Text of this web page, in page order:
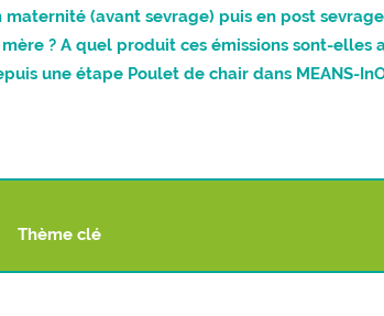
(avant sevrage) puis en post sevrage
? A quel produit ces émissions sont-elles
une étape Poulet de chair dans MEANS-
Thème clé